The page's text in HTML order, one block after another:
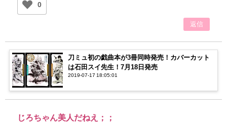
0
返信
刀ミュ初の戯曲本が3冊同時発売！カバーカット
は石田スイ先生！7月18日発売
2019-07-17 18:05:01
じろちゃん美人だねえ；；